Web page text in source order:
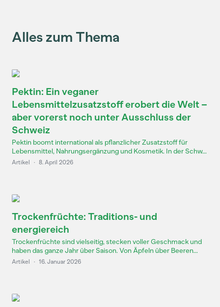
Alles zum Thema
Pektin: Ein veganer
Lebensmittelzusatzstoff erobert die Welt –
aber vorerst noch unter Ausschluss der
Schweiz
Pektin boomt international als pflanzlicher Zusatzstoff für
Lebensmittel, Nahrungsergänzung und Kosmetik. In der Schw...
Artikel · 8. April 2026
Trockenfrüchte: Traditions- und
energiereich
Trockenfrüchte sind vielseitig, stecken voller Geschmack und
haben das ganze Jahr über Saison. Von Äpfeln über Beeren...
Artikel · 16. Januar 2026